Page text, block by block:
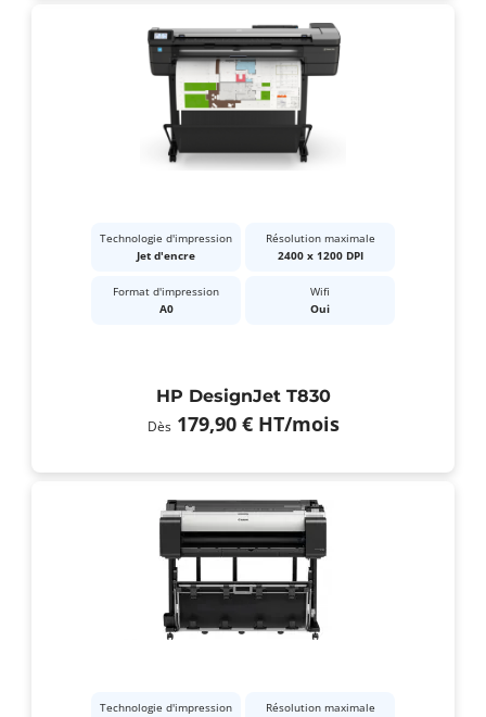
Technologie d'impression
Jet d'encre
Résolution maximale
2400 x 1200 DPI
Format d'impression
A0
Wifi
Oui
HP DesignJet T830
Dès 179,90 € HT/mois
Technologie d'impression
Résolution maximale